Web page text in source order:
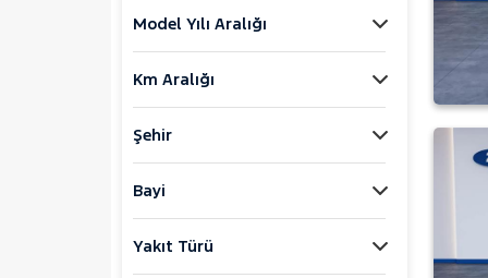
DAIHATSU
FIAT
FORD
E-Tourneo Courier
E-Transit
Model Yılı Aralığı
Km Aralığı
Şehir
Bayi
Yakıt Türü